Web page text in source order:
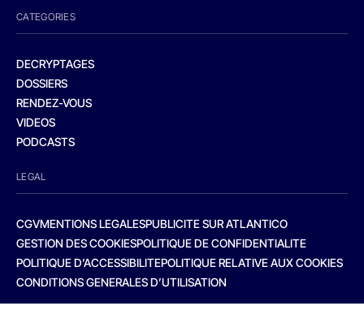
CATEGORIES
DECRYPTAGES
DOSSIERS
RENDEZ-VOUS
VIDEOS
PODCASTS
LEGAL
CGVMENTIONS LEGALESPUBLICITE SUR ATLANTICO
GESTION DES COOKIESPOLITIQUE DE CONFIDENTIALITE
POLITIQUE D’ACCESSIBILITEPOLITIQUE RELATIVE AUX COOKIES
CONDITIONS GENERALES D’UTILISATION